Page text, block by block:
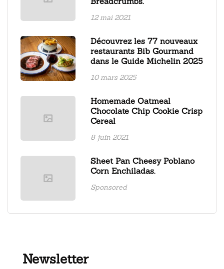
12 mai 2021
Découvrez les 77 nouveaux
restaurants Bib Gourmand
dans le Guide Michelin 2025
10 mars 2025
Homemade Oatmeal
Chocolate Chip Cookie Crisp
Cereal
8 juin 2021
Sheet Pan Cheesy Poblano
Corn Enchiladas.
Sponsored
Newsletter